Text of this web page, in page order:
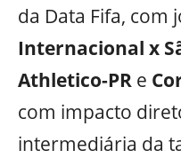
da Data Fifa, com
Internacional x
Athletico-PR e
com impacto
intermediária da